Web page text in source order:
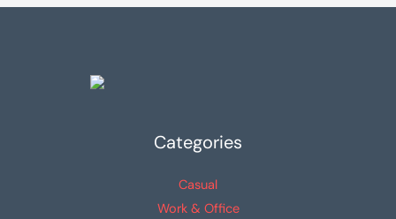
Categories
Casual
Work & Office